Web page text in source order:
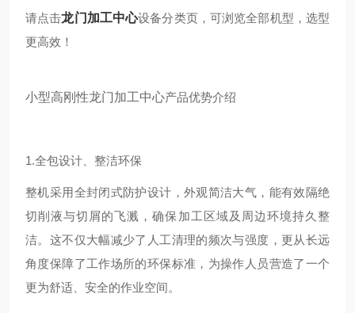
请点击龙门加工中心设备分类页，可浏览全部机型，选型
更高效！
小型高刚性龙门加工中心产品优势介绍
1.全包设计、整洁环保
整机采用全封闭式防护设计，外观简洁大气，能有效隔绝
切削液与切屑的飞溅，确保加工区域及周边环境持久整
洁。这不仅大幅减少了人工清理的频次与强度，更从长远
角度保障了工作场所的环保标准，为操作人员营造了一个
更为舒适、安全的作业空间。